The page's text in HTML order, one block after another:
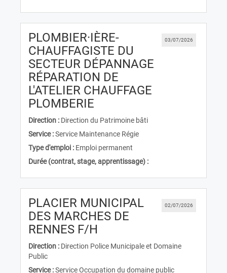
03/07/2026
PLOMBIER·IÈRE-
CHAUFFAGISTE DU
SECTEUR DÉPANNAGE
RÉPARATION DE
L'ATELIER CHAUFFAGE
PLOMBERIE
Direction : Direction du Patrimoine bâti
Service :Service Maintenance Régie
Type d'emploi : Emploi permanent
Durée (contrat, stage, apprentissage) :
02/07/2026
PLACIER MUNICIPAL
DES MARCHES DE
RENNES F/H
Direction : Direction Police Municipale et Domaine
Public
Service :Service Occupation du domaine public